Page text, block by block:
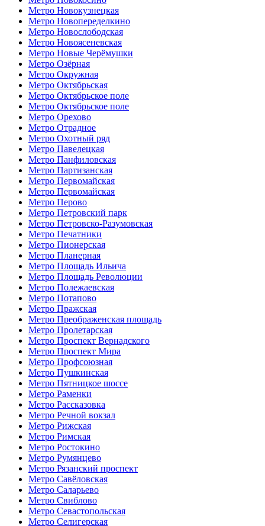
Метро Новокузнецкая
Метро Новопеределкино
Метро Новослободская
Метро Новоясеневская
Метро Новые Черёмушки
Метро Озёрная
Метро Окружная
Метро Октябрьская
Метро Октябрьское поле
Метро Октябрьское поле
Метро Орехово
Метро Отрадное
Метро Охотный ряд
Метро Павелецкая
Метро Панфиловская
Метро Партизанская
Метро Первомайская
Метро Первомайская
Метро Перово
Метро Петровский парк
Метро Петровско-Разумовская
Метро Печатники
Метро Пионерская
Метро Планерная
Метро Площадь Ильича
Метро Площадь Революции
Метро Полежаевская
Метро Потапово
Метро Пражская
Метро Преображенская площадь
Метро Пролетарская
Метро Проспект Вернадского
Метро Проспект Мира
Метро Профсоюзная
Метро Пушкинская
Метро Пятницкое шоссе
Метро Раменки
Метро Рассказовка
Метро Речной вокзал
Метро Рижская
Метро Римская
Метро Ростокино
Метро Румянцево
Метро Рязанский проспект
Метро Савёловская
Метро Саларьево
Метро Свиблово
Метро Севастопольская
Метро Селигерская